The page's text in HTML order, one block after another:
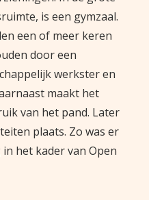
is een gymzaal.
een of meer keren
door een
werkster en
maakt het
van het pand. Later
plaats. Zo was er
het kader van Open